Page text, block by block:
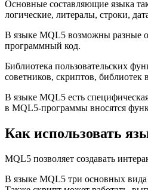
Основные составляющие языка
логические, литералы, строки,
В языке MQL5 возможны разные
программный код.
Библиотека пользовательских
советников, скриптов, библиотек
В языке MQL5 есть
в MQL5-программы вносятся
Как использовать
MQL5 позволяет создавать
В языке MQL5 три основных вида